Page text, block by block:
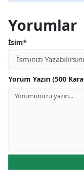
Yorumlar
İsim*
Yorum Yazın (500